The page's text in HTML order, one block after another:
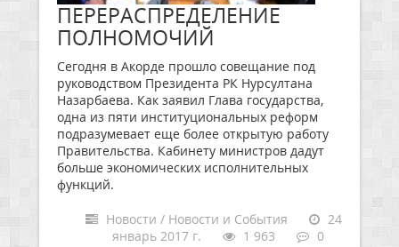
ПЕРЕРАСПРЕДЕЛЕНИЕ
ПОЛНОМОЧИЙ
Сегодня в Акорде прошло совещание под
руководством Президента РК Нурсултана
Назарбаева. Как заявил Глава государства,
одна из пяти институциональных реформ
подразумевает еще более открытую работу
Правительства. Кабинету министров дадут
больше экономических исполнительных
функций.
Новости / Новости и События
24
январь 2017 г.
1 963 0